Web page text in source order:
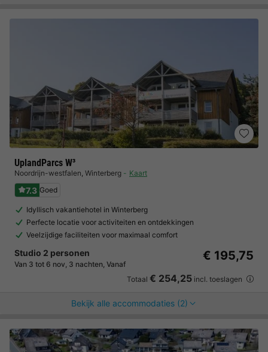
UplandParcs W³
Noordrijn-westfalen, Winterberg Kaart
7.3 Goed
Idyllisch vakantiehotel in Winterberg
Perfecte locatie voor activiteiten en ontdekkingen
Veelzijdige faciliteiten voor maximaal comfort
Studio 2 personen
Van 3 tot 6 nov, 3 nachten, Vanaf
€ 195,75
Totaal € 254,25 incl. toeslagen
Bekijk alle accommodaties (2)